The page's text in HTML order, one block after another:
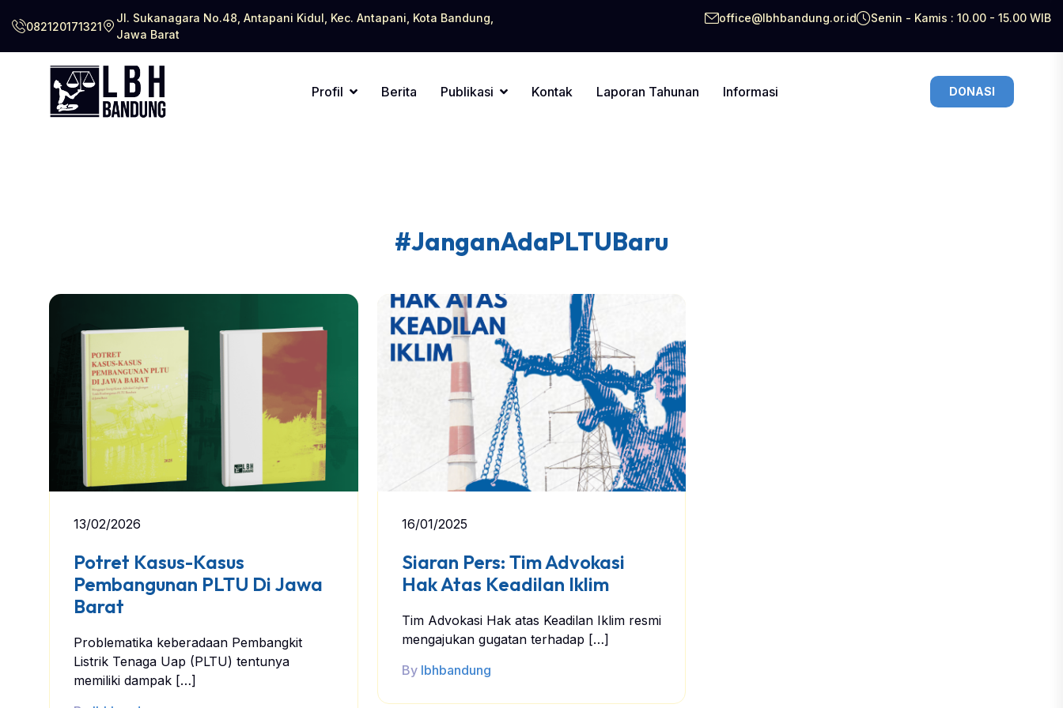
082120171321
Jl. Sukanagara No.48, Antapani Kidul, Kec. Antapani, Kota Bandung,
Jawa Barat
office@lbhbandung.or.id Senin - Kamis : 10.00 - 15.00 WIB
Profil Berita Publikasi Kontak Laporan Tahunan Informasi DONASI
#JanganAdaPLTUBaru
13/02/2026
Potret Kasus-Kasus
Pembangunan PLTU Di Jawa
Barat
Problematika keberadaan Pembangkit
Listrik Tenaga Uap (PLTU) tentunya
memiliki dampak […]
16/01/2025
Siaran Pers: Tim Advokasi
Hak Atas Keadilan Iklim
Tim Advokasi Hak atas Keadilan Iklim resmi
mengajukan gugatan terhadap […]
By lbhbandung